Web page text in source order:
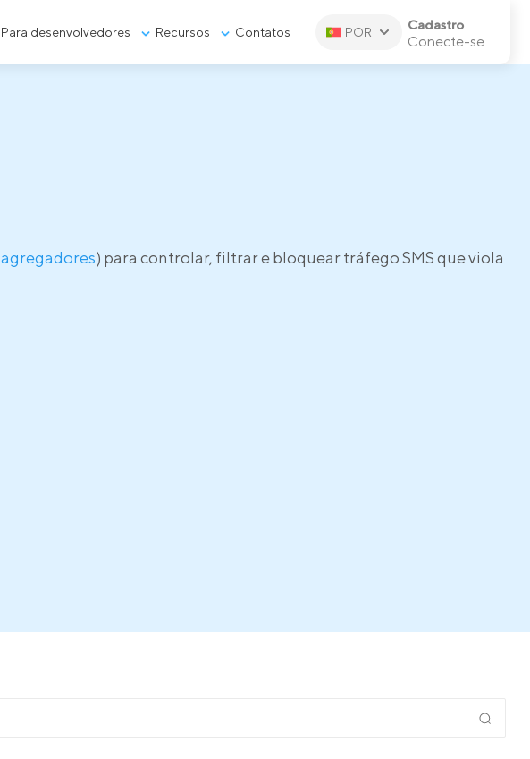
Para desenvolvedores Recursos Contatos POR Cadastro
Conecte-se
agregadores) para controlar, filtrar e bloquear tráfego SMS que viola